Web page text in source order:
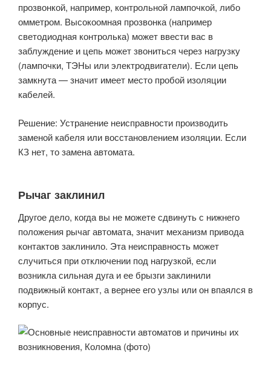
прозвонкой, например, контрольной лампочкой, либо
омметром. Высокоомная прозвонка (например
светодиодная контролька) может ввести вас в
заблуждение и цепь может звониться через нагрузку
(лампочки, ТЭНы или электродвигатели). Если цепь
замкнута — значит имеет место пробой изоляции
кабелей.
Решение: Устранение неисправности производить
заменой кабеля или восстановлением изоляции. Если
КЗ нет, то замена автомата.
Рычаг заклинил
Другое дело, когда вы не можете сдвинуть с нижнего
положения рычаг автомата, значит механизм привода
контактов заклинило. Эта неисправность может
случиться при отключении под нагрузкой, если
возникла сильная дуга и ее брызги заклинили
подвижный контакт, а вернее его узлы или он впаялся в
корпус.